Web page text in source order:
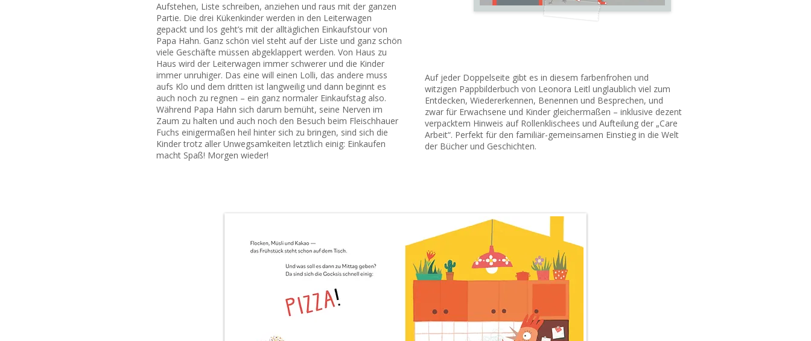
Aufstehen, Liste schreiben, anziehen und raus mit der ganzen
Partie. Die drei Kükenkinder werden in den Leiterwagen
gepackt und los geht’s mit der alltäglichen Einkaufstour von
Papa Hahn. Ganz schön viel steht auf der Liste und ganz schön
viele Geschäfte müssen abgeklappert werden. Von Haus zu
Haus wird der Leiterwagen immer schwerer und die Kinder
immer unruhiger. Das eine will einen Lolli, das andere muss
aufs Klo und dem dritten ist langweilig und dann beginnt es
auch noch zu regnen – ein ganz normaler Einkaufstag also.
Während Papa Hahn sich darum bemüht, seine Nerven im
Zaum zu halten und auch noch den Besuch beim Fleischhauer
Fuchs einigermaßen heil hinter sich zu bringen, sind sich die
Kinder trotz aller Unwegsamkeiten letztlich einig: Einkaufen
macht Spaß! Morgen wieder!
Auf jeder Doppelseite gibt es in diesem farbenfrohen und
witzigen Pappbilderbuch von Leonora Leitl unglaublich viel zum
Entdecken, Wiedererkennen, Benennen und Besprechen, und
zwar für Erwachsene und Kinder gleichermaßen – inklusive dezent
verpacktem Hinweis auf Rollenklischees und Aufteilung der „Care
Arbeit“. Perfekt für den familiär-gemeinsamen Einstieg in die Welt
der Bücher und Geschichten.